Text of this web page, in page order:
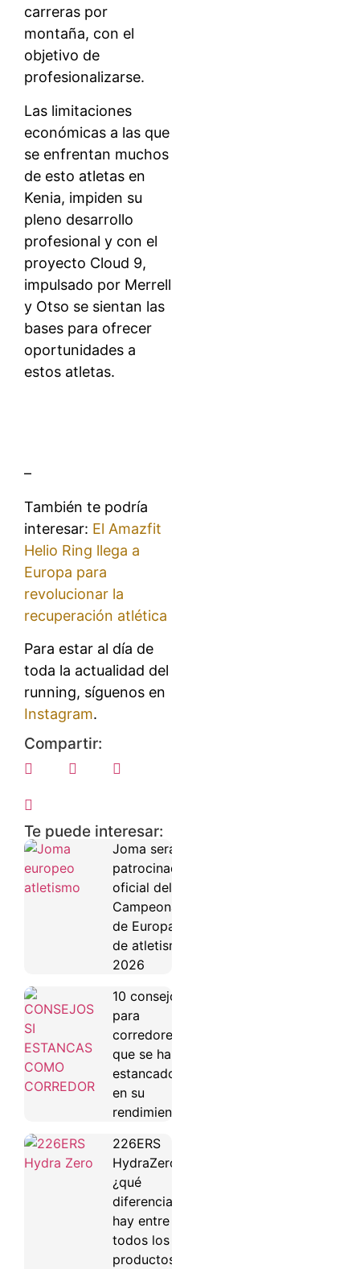
carreras por
montaña, con el
objetivo de
profesionalizarse.
Las limitaciones
económicas a las que
se enfrentan muchos
de esto atletas en
Kenia, impiden su
pleno desarrollo
profesional y con el
proyecto Cloud 9,
impulsado por Merrell
y Otso se sientan las
bases para ofrecer
oportunidades a
estos atletas.
–
También te podría
interesar: El Amazfit
Helio Ring llega a
Europa para
revolucionar la
recuperación atlética
Para estar al día de
toda la actualidad del
running, síguenos en
Instagram.
Compartir:
Te puede interesar:
Joma será
patrocinador
oficial del
Campeonato
de Europa
de atletismo
2026
10 consejos
para
corredores
que se han
estancado
en su
rendimiento
226ERS
HydraZero:
¿qué
diferencias
hay entre
todos los
productos